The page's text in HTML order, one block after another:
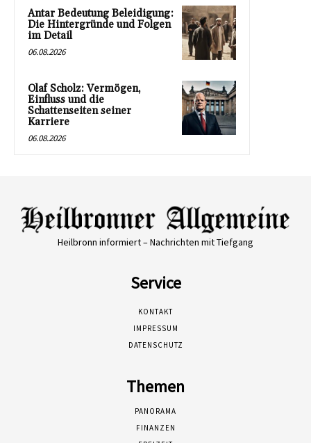
Antar Bedeutung Beleidigung:
Die Hintergründe und Folgen
im Detail
06.08.2026
Olaf Scholz: Vermögen,
Einfluss und die
Schattenseiten seiner
Karriere
06.08.2026
Heilbronn informiert – Nachrichten mit Tiefgang
Service
KONTAKT
IMPRESSUM
DATENSCHUTZ
Themen
PANORAMA
FINANZEN